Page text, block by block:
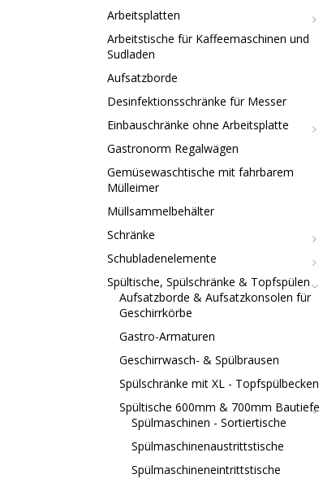
Arbeitsplatten
Arbeitstische für Kaffeemaschinen und
Sudladen
Aufsatzborde
Desinfektionsschränke für Messer
Einbauschränke ohne Arbeitsplatte
Gastronorm Regalwägen
Gemüsewaschtische mit fahrbarem
Mülleimer
Müllsammelbehälter
Schränke
Schubladenelemente
Spültische, Spülschränke & Topfspülen
Aufsatzborde & Aufsatzkonsolen für
Geschirrkörbe
Gastro-Armaturen
Geschirrwasch- & Spülbrausen
Spülschränke mit XL - Topfspülbecken
Spültische 600mm & 700mm Bautiefe
Spülmaschinen - Sortiertische
Spülmaschinenaustrittstische
Spülmaschineneintrittstische